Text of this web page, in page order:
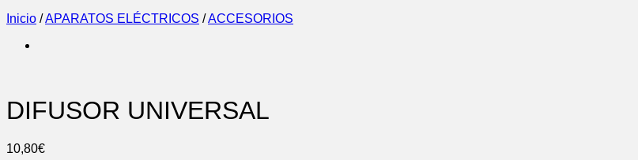
Inicio /APARATOS ELÉCTRICOS /ACCESORIOS
DIFUSOR UNIVERSAL
10,80€